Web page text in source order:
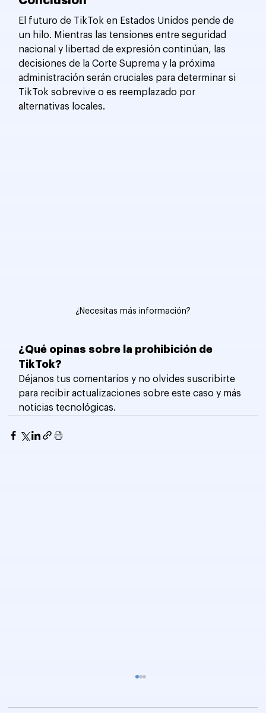
El futuro de TikTok en Estados Unidos pende de
un hilo. Mientras las tensiones entre seguridad
nacional y libertad de expresión continúan, las
decisiones de la Corte Suprema y la próxima
administración serán cruciales para determinar si
TikTok sobrevive o es reemplazado por
alternativas locales.
¿Necesitas más información?
¿Qué opinas sobre la prohibición de
TikTok?
Déjanos tus comentarios y no olvides suscribirte
para recibir actualizaciones sobre este caso y más
noticias tecnológicas.